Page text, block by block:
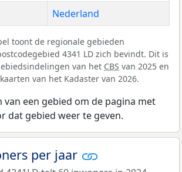
Nederland
toont de regionale gebieden
4341 LD zich bevindt. Dit is
van het CBS van 2025 en
van het Kadaster van 2026.
van een gebied om de pagina met
dat gebied weer te geven.
per jaar